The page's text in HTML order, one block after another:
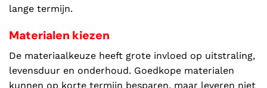
lange termijn.
Materialen kiezen
De materiaalkeuze heeft grote invloed op uitstraling,
levensduur en onderhoud. Goedkope materialen
kunnen op korte termijn besparen, maar leveren niet